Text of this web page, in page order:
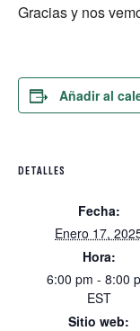
Gracias y nos
Añadir al
DETALLES
Fecha:
Enero 17,
Hora:
6:00 pm - 8:00
EST
Sitio web: